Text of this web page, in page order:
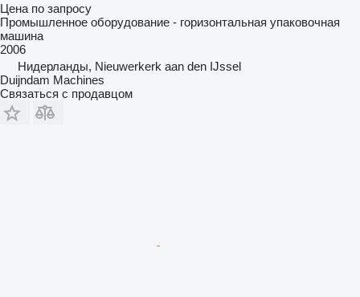
Цена по запросу
Промышленное оборудование - горизонтальная упаковочная
машина
2006
Нидерланды, Nieuwerkerk aan den IJssel
Duijndam Machines
Связаться с продавцом